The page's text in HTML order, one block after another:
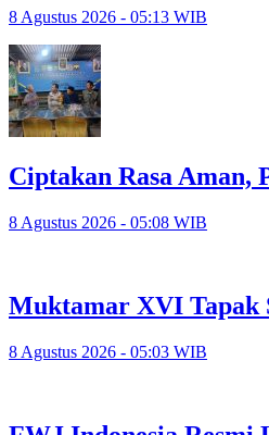
8 Agustus 2026 - 05:13 WIB
Ciptakan Rasa Aman,
8 Agustus 2026 - 05:08 WIB
Muktamar XVI Tapak
8 Agustus 2026 - 05:03 WIB